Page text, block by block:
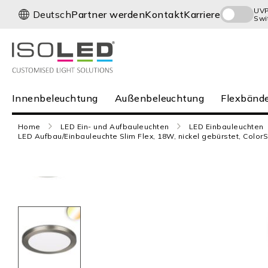
Direkt
zum
S
a
h
DeutschPartner werdenKontaktKarriere
UVP
Außenbeleuchtung
Flexbänder
und Profile
Service
Innenbeleuchtung Außenbeleuchtung
Home LED Ein- und Aufbauleuchten LED Einbauleuchten
LED Aufbau/Einbauleuchte Slim Flex, 18W, nickel gebürstet,
der
Bildergalerie
springen